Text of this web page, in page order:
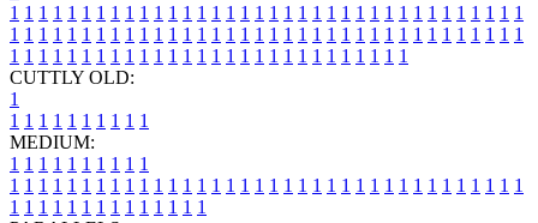
1 1 1 1 1 1 1 1 1 1 1 1 1 1 1 1 1 1 1 1 1 1 1 1 1 1 1 1 1 1 1 1 1 1 1 1
1 1 1 1 1 1 1 1 1 1 1 1 1 1 1 1 1 1 1 1 1 1 1 1 1 1 1 1 1 1 1 1 1 1 1 1
1 1 1 1 1 1 1 1 1 1 1 1 1 1 1 1 1 1 1 1 1 1 1 1 1 1 1 1
CUTTLY OLD:
1
1 1 1 1 1 1 1 1 1 1
MEDIUM:
1 1 1 1 1 1 1 1 1 1
1 1 1 1 1 1 1 1 1 1 1 1 1 1 1 1 1 1 1 1 1 1 1 1 1 1 1 1 1 1 1 1 1 1 1 1
1 1 1 1 1 1 1 1 1 1 1 1 1 1